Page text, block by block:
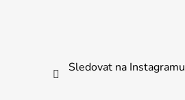
Sledovat na Instagramu